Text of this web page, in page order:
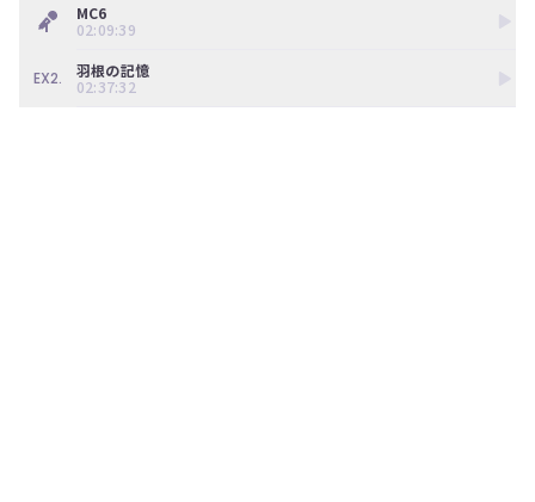
MC6
02:09:39
EX2.
羽根の記憶
02:37:32